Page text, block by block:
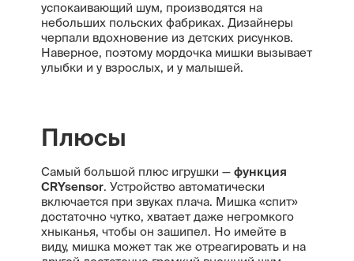
успокаивающий шум, производятся на
небольших польских фабриках. Дизайнеры
черпали вдохновение из детских рисунков.
Наверное, поэтому мордочка мишки вызывает
улыбки и у взрослых, и у малышей.
Плюсы
Самый большой плюс игрушки — функция
CRYsensor. Устройство автоматически
включается при звуках плача. Мишка «спит»
достаточно чутко, хватает даже негромкого
хныканья, чтобы он зашипел. Но имейте в
виду, мишка может так же отреагировать и на